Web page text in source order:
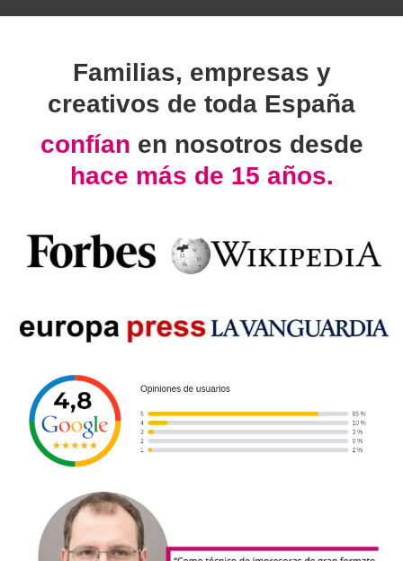
Familias, empresas y
creativos de toda España
confían en nosotros desde
hace más de 15 años.